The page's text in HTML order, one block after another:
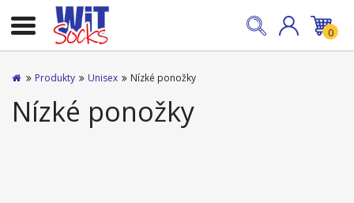
0
Produkty Unisex Nízké ponožky
Nízké ponožky